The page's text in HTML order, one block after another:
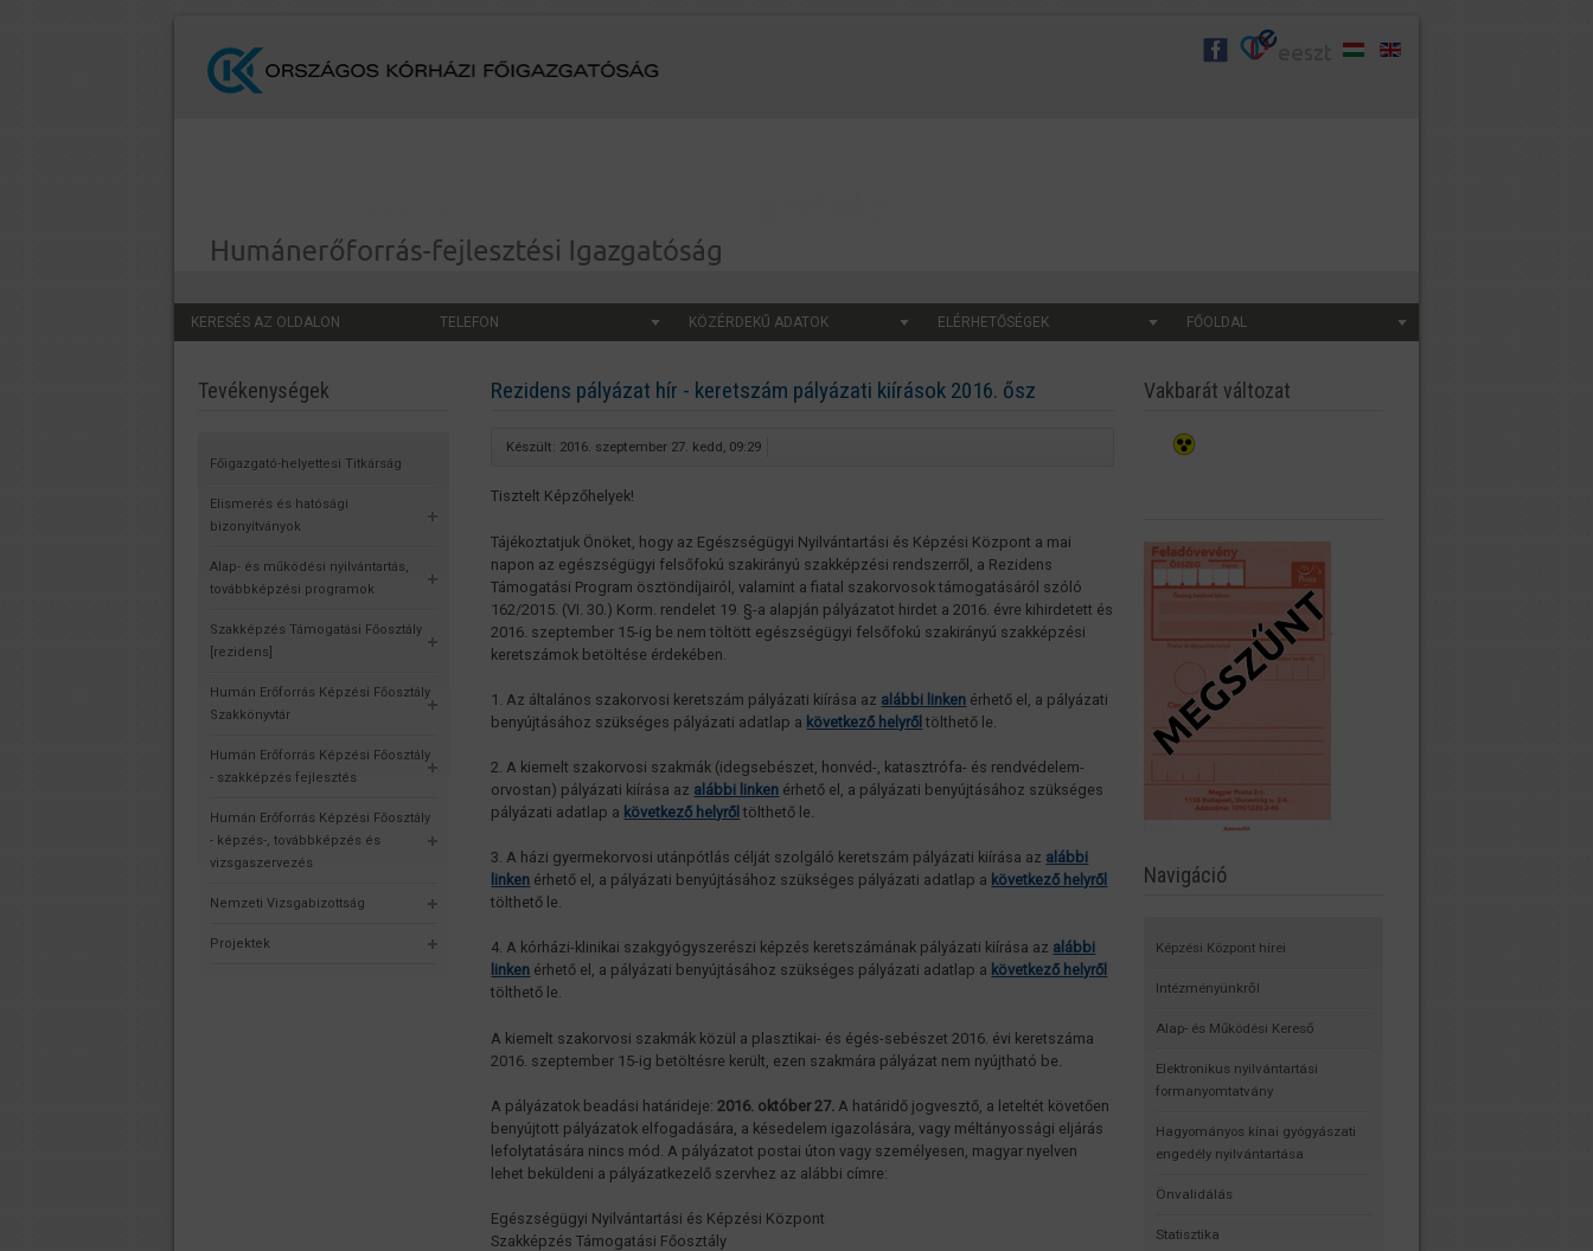
KERESÉS AZ OLDALON TELEFON KÖZÉRDEKŰ ADATOK ELÉRHETŐSÉGEK FŐOLDAL
Tevékenységek
Főigazgató-helyettesi Titkárság
Elismerés és hatósági
bizonyítványok
Alap- és működési nyilvántartás,
továbbképzési programok
Szakképzés Támogatási Főosztály
[rezidens]
Humán Erőforrás Képzési Főosztály
Szakkönyvtár
Humán Erőforrás Képzési Főosztály
- szakképzés fejlesztés
Humán Erőforrás Képzési Főosztály
- képzés-, továbbképzés és
vizsgaszervezés
Nemzeti Vizsgabizottság
Projektek
Rezidens pályázat hír - keretszám pályázati kiírások 2016. ősz
Készült: 2016. szeptember 27. kedd, 09:29
Tisztelt Képzőhelyek!
Tájékoztatjuk Önöket, hogy az Egészségügyi Nyilvántartási és Képzési Központ a mai
napon az egészségügyi felsőfokú szakirányú szakképzési rendszerről, a Rezidens
Támogatási Program ösztöndíjairól, valamint a fiatal szakorvosok támogatásáról szóló
162/2015. (VI. 30.) Korm. rendelet 19. §-a alapján pályázatot hirdet a 2016. évre kihirdetett és
2016. szeptember 15-ig be nem töltött egészségügyi felsőfokú szakirányú szakképzési
keretszámok betöltése érdekében.
1. Az általános szakorvosi keretszám pályázati kiírása az alábbi linken érhető el, a pályázati
benyújtásához szükséges pályázati adatlap a következő helyről tölthető le.
2. A kiemelt szakorvosi szakmák (idegsebészet, honvéd-, katasztrófa- és rendvédelem-
orvostan) pályázati kiírása az alábbi linken érhető el, a pályázati benyújtásához szükséges
pályázati adatlap a következő helyről tölthető le.
3. A házi gyermekorvosi utánpótlás célját szolgáló keretszám pályázati kiírása az alábbi
linken érhető el, a pályázati benyújtásához szükséges pályázati adatlap a következő helyről
tölthető le.
4. A kórházi-klinikai szakgyógyszerészi képzés keretszámának pályázati kiírása az alábbi
linken érhető el, a pályázati benyújtásához szükséges pályázati adatlap a következő helyről
tölthető le.
A kiemelt szakorvosi szakmák közül a plasztikai- és égés-sebészet 2016. évi keretszáma
2016. szeptember 15-ig betöltésre került, ezen szakmára pályázat nem nyújtható be.
A pályázatok beadási határideje:2016. október 27. A határidő jogvesztő, a leteltét követően
benyújtott pályázatok elfogadására, a késedelem igazolására, vagy méltányossági eljárás
lefolytatására nincs mód. A pályázatot postai úton vagy személyesen, magyar nyelven
lehet beküldeni a pályázatkezelő szervhez az alábbi címre:
Egészségügyi Nyilvántartási és Képzési Központ
Szakképzés Támogatási Főosztály
Vakbarát változat
Navigáció
Képzési Központ hírei
Intézményünkről
Alap- és Működési Kereső
Elektronikus nyilvántartási
formanyomtatvány
Hagyományos kínai gyógyászati
engedély nyilvántartása
Önvalidálás
Statisztika